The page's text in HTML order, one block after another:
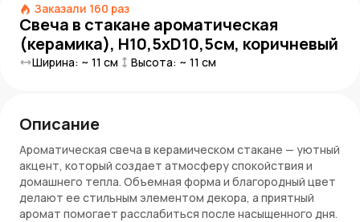
Заказали 160 раз
Свеча в стакане ароматическая
(керамика), H10,5xD10,5см, коричневый
Ширина: ~ 11 см Высота: ~ 11 см
Описание
Ароматическая свеча в керамическом стакане — уютный
акцент, который создает атмосферу спокойствия и
домашнего тепла. Объемная форма и благородный цвет
делают ее стильным элементом декора, а приятный
аромат помогает расслабиться после насыщенного дня.